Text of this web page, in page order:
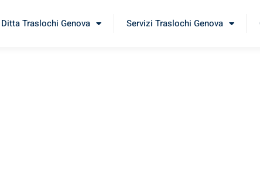
Ditta Traslochi Genova Servizi Traslochi Genova